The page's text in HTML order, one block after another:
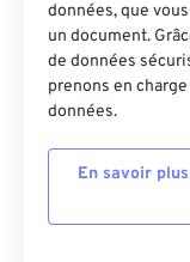
données, que
un document.
de données
prenons en
données.
En savoir